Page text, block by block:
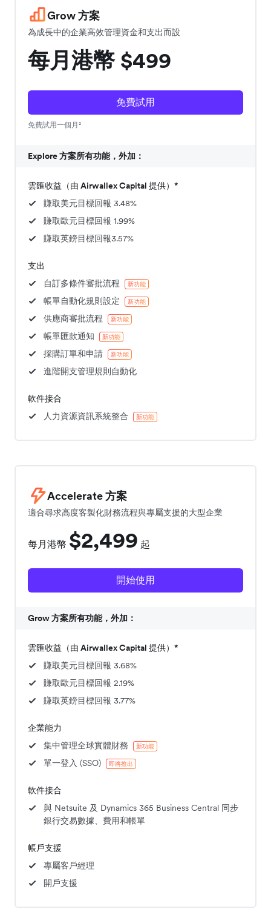
Grow 方案
為成長中的企業高效管理資金和支出而設
每月港幣 $499
免費試用
免費試用一個月²
Explore 方案所有功能，外加：
雲匯收益（由 Airwallex Capital 提供）*
賺取美元目標回報 3.48%
賺取歐元目標回報 1.99%
賺取英鎊目標回報3.57%
支出
自訂多條件審批流程
新功能
帳單自動化規則設定 新功能
供應商審批流程 新功能
帳單匯款通知 新功能
採購訂單和申請 新功能
進階開支管理規則自動化
軟件接合
人力資源資訊系統整合
新功能
Accelerate 方案
適合尋求高度客製化財務流程與專屬支援的大型企業
每月港幣 $2,499 起
開始使用
Grow 方案所有功能，外加：
雲匯收益（由 Airwallex Capital 提供）*
賺取美元目標回報 3.68%
賺取歐元目標回報 2.19%
賺取英鎊目標回報 3.77%
企業能力
集中管理全球實體財務
新功能
單一登入 (SSO) 即將推出
軟件接合
與 Netsuite 及 Dynamics 365 Business Central 同步
銀行交易數據、費用和帳單
帳戶支援
專屬客戶經理
開戶支援